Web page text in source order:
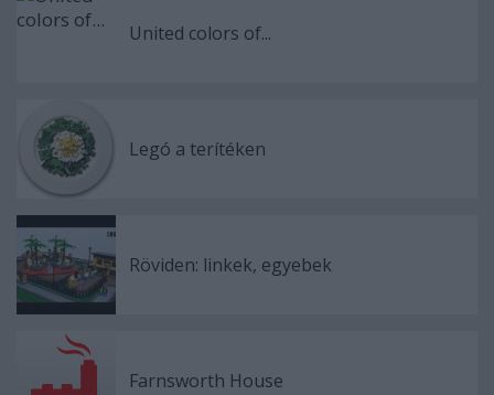
United colors of...
Legó a terítéken
Röviden: linkek, egyebek
Farnsworth House